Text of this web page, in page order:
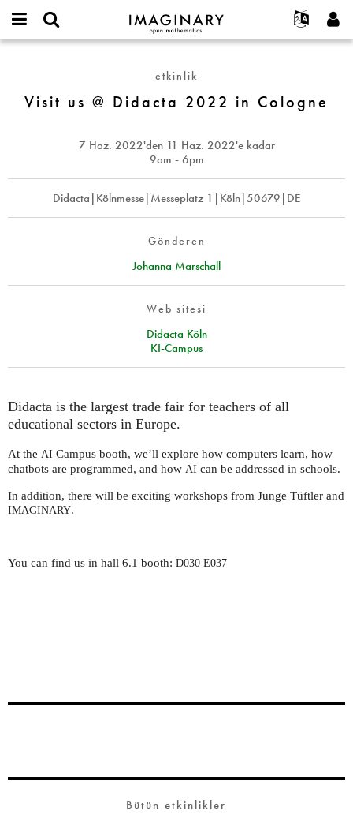
IMAGINARY
open
Français
Deutsch
Español
Türkçe
Programlar
Galeriler
Filmler
Metinler
Sergiler
Projeler
Katılım
username
Yeni hesap oluştur
Yeni parola iste
Cologne
etkinlik
Visit us @ Didacta 2022 in Cologne
7 Haz. 2022'den 11 Haz. 2022'e kadar
9am - 6pm
Didacta|Kölnmesse|Messeplatz 1|Köln|50679|DE
Gönderen
Johanna Marschall
Web sitesi
Didacta Köln
KI-Campus
Didacta is the largest trade fair for teachers of all
educational sectors in Europe.
At the AI Campus booth, we’ll explore how computers learn, how
chatbots are programmed, and how AI can be addressed in schools.
In addition, there will be exciting workshops from Junge Tüftler and
IMAGINARY.
You can find us in hall 6.1 booth: D030 E037
Bütün etkinlikler